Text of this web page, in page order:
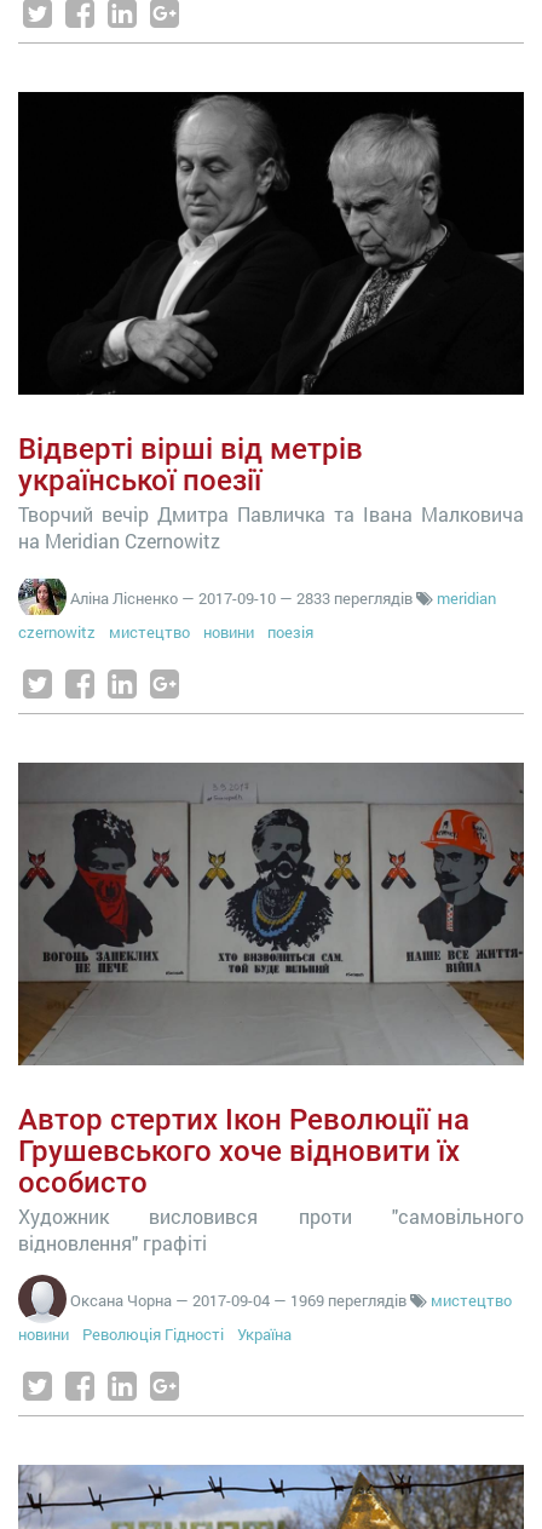
Відверті вірші від метрів
української поезії
Творчий вечір Дмитра Павличка та Івана Малковича
на Meridian Czernowitz
Аліна Лісненко — 2017-09-10 — 2833 переглядів
meridian
czernowitz
мистецтво новини поезія
Автор стертих Ікон Революції на
Грушевського хоче відновити їх
особисто
Художник висловився проти "самовільного
відновлення" графіті
Оксана Чорна — 2017-09-04 — 1969 переглядів
мистецтво
новини
Революція Гідності Україна